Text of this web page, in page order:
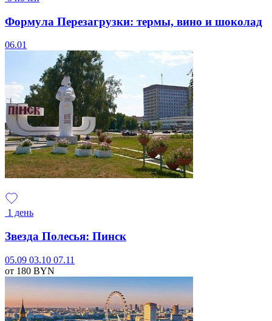
Формула Перезагрузки: термы, вино и шоколад
06.01
1 день
Звезда Полесья: Пинск
05.09 03.10 07.11
от 180 BYN